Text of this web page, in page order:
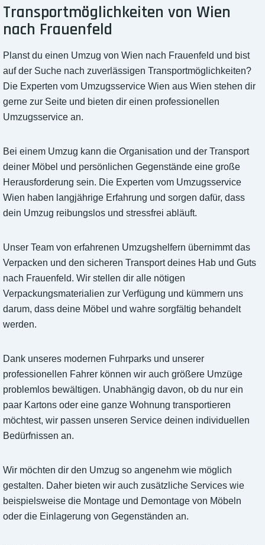
Transportmöglichkeiten von Wien
nach Frauenfeld
Planst du einen Umzug von Wien nach Frauenfeld und bist
auf der Suche nach zuverlässigen Transportmöglichkeiten?
Die Experten vom Umzugsservice Wien aus Wien stehen dir
gerne zur Seite und bieten dir einen professionellen
Umzugsservice an.
Bei einem Umzug kann die Organisation und der Transport
deiner Möbel und persönlichen Gegenstände eine große
Herausforderung sein. Die Experten vom Umzugsservice
Wien haben langjährige Erfahrung und sorgen dafür, dass
dein Umzug reibungslos und stressfrei abläuft.
Unser Team von erfahrenen Umzugshelfern übernimmt das
Verpacken und den sicheren Transport deines Hab und Guts
nach Frauenfeld. Wir stellen dir alle nötigen
Verpackungsmaterialien zur Verfügung und kümmern uns
darum, dass deine Möbel und wahre sorgfältig behandelt
werden.
Dank unseres modernen Fuhrparks und unserer
professionellen Fahrer können wir auch größere Umzüge
problemlos bewältigen. Unabhängig davon, ob du nur ein
paar Kartons oder eine ganze Wohnung transportieren
möchtest, wir passen unseren Service deinen individuellen
Bedürfnissen an.
Wir möchten dir den Umzug so angenehm wie möglich
gestalten. Daher bieten wir auch zusätzliche Services wie
beispielsweise die Montage und Demontage von Möbeln
oder die Einlagerung von Gegenständen an.